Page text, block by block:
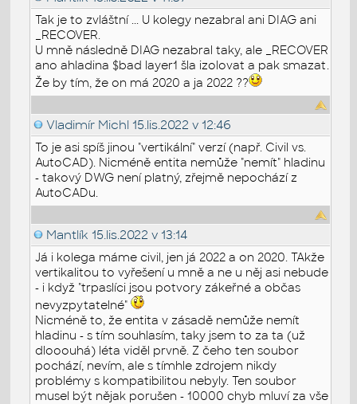
Tak je to zvláštní ... U kolegy nezabral ani DIAG ani
_RECOVER.
U mně následně DIAG nezabral taky, ale _RECOVER
ano ahladina $bad layer1 šla izolovat a pak smazat.
Že by tím, že on má 2020 a ja 2022 ??
Vladimír Michl 15.lis.2022 v 12:46
To je asi spíš jinou "vertikální" verzí (např. Civil vs.
AutoCAD). Nicméně entita nemůže "nemít" hladinu
- takový DWG není platný, zřejmě nepochází z
AutoCADu.
Mantlík 15.lis.2022 v 13:14
Já i kolega máme civil, jen já 2022 a on 2020. TAkže
vertikalitou to vyřešení u mně a ne u něj asi nebude
- i když "trpaslíci jsou potvory zákeřné a občas
nevyzpytatelné"
Nicméně to, že entita v zásadě nemůže nemít
hladinu - s tím souhlasím, taky jsem to za ta (už
dlooouhá) léta viděl prvně. Z čeho ten soubor
pochází, nevím, ale s tímhle zdrojem nikdy
problémy s kompatibilitou nebyly. Ten soubor
musel být nějak porušen - 10000 chyb mluví za vše